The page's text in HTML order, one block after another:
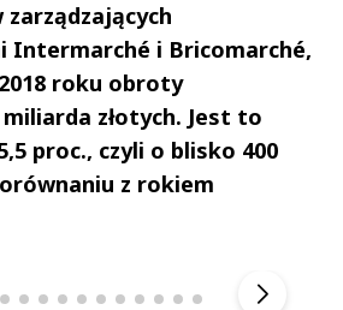
Intermarché i Bricomarché,
roku obroty
złotych. Jest to
proc., czyli o blisko 400
z rokiem